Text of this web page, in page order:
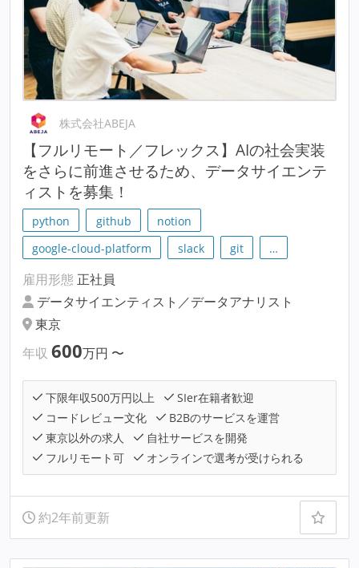
株式会社ABEJA
【フルリモート／フレックス】AIの社会実装
をさらに前進させるため、データサイエンテ
ィストを募集！
python github
notion
google-cloud-platform
slack git …
雇用形態 正社員
データサイエンティスト／データアナリスト
東京
年収 600万円 〜
下限年収500万円以上
SIer在籍者歓迎
コードレビュー文化
B2Bのサービスを運営
東京以外の求人
自社サービスを開発
フルリモート可
オンラインで選考が受けられる
約2年前更新